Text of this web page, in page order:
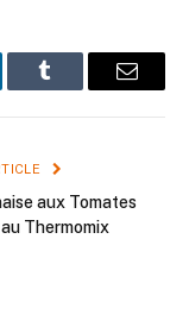
Tumblr Email
aux Tomates
Thermomix